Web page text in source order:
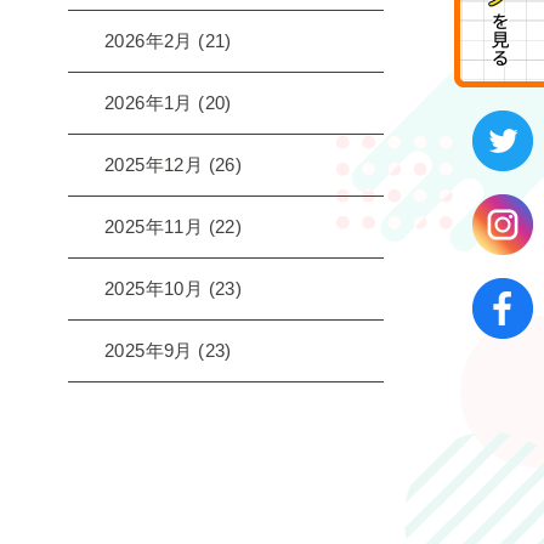
2026年2月 (21)
2026年1月 (20)
2025年12月 (26)
2025年11月 (22)
2025年10月 (23)
2025年9月 (23)